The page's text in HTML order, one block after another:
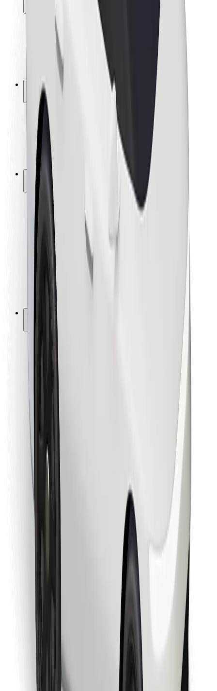
Fahrgast-Sicherheit
Fahrer-Sicherheit
E-Scooter-Sicherheit
Sicherheitslabor
Städte
Standorte
Lösungen für Städte
Flughäfen
Bolt Ladestationen
Support
Für Nutzer:innen
Für Fahrer:innen
Für Kuriere
Bolt Food
Für Flottenbesitzer:innen
Für Restaurants
Bolt for Business
Zulieferer
Allgemeine Geschäftsbedingungen
Cookies
Sicherheit
Bolt App herunterladen
Finde dein Lieblingsgericht!
Bolt Food App herunterladen